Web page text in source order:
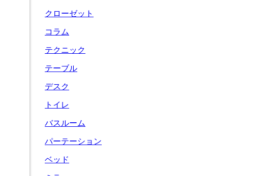
クローゼット
コラム
テクニック
テーブル
デスク
トイレ
バスルーム
パーテーション
ベッド